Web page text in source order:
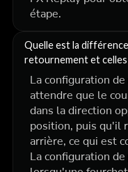
étape.
Quelle est la
retournement et
La configuration
attendre que le
dans la direction
position, puis qu'il
arrière, ce qui est
La configuration